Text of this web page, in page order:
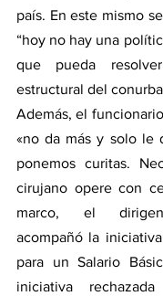
país. En este mismo
“hoy no hay una
que pueda
estructural del
Además, el
«no da más y solo le
ponemos curitas.
cirujano opere con
marco, el
acompañó la
para un Salario
iniciativa